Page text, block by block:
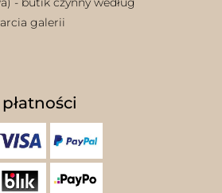
otwarcia galerii